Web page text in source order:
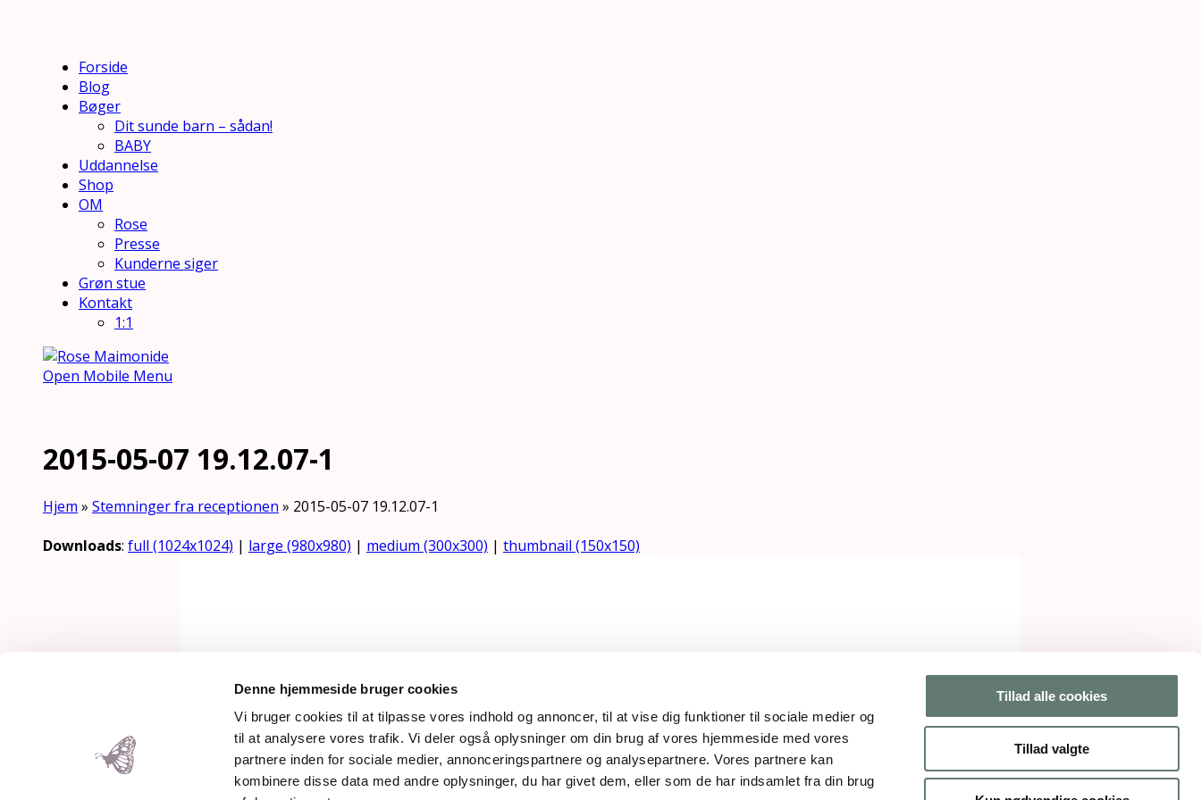
Denne hjemmeside bruger cookies
Vi bruger cookies til at tilpasse vores indhold og annoncer, til at vise dig funktioner til sociale medier og
til at analysere vores trafik. Vi deler også oplysninger om din brug af vores hjemmeside med vores
partnere inden for sociale medier, annonceringspartnere og analysepartnere. Vores partnere kan
kombinere disse data med andre oplysninger, du har givet dem, eller som de har indsamlet fra din brug
Tillad alle cookies
Tillad valgte
Forside
Blog
Bøger
Dit sunde barn – sådan!
BABY
Uddannelse
Shop
OM
Rose
Presse
Kunderne siger
Grøn stue
Kontakt
1:1
Open Mobile Menu
2015-05-07 19.12.07-1
Hjem » Stemninger fra receptionen » 2015-05-07 19.12.07-1
Downloads: full (1024x1024) | large (980x980) | medium (300x300) | thumbnail (150x150)
Mothering Guiding | CVR 28237618 | rose@rosemaimonide.com |
Copyright 2026 – Rose Maimonide. All Rights Reserved. Webdesign by DIGITAL TALES.